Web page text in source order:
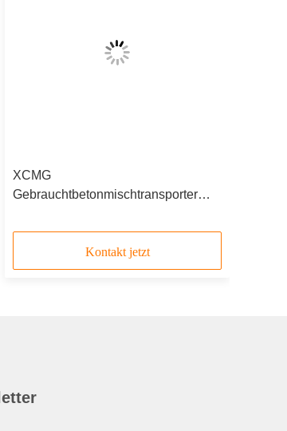
XCMG
Gebrauchtbetonmischtransporter
Kontakt jetzt